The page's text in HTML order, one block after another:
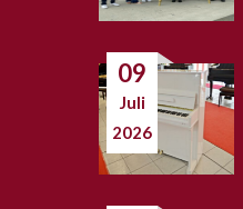
09
Juli
2026